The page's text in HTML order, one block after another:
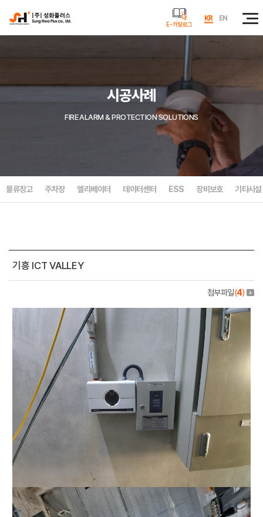
E-카탈로그
KR EN
시공사례
FIRE ALARM & PROTECTION SOLUTIONS
물류창고 주차장 엘리베이터 데이터센터 ESS 장비보호 기타시설
기흥 ICT VALLEY
첨부파일(4)